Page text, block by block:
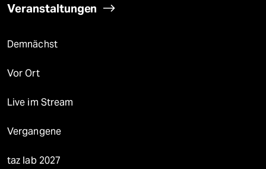
Veranstaltungen
Demnächst
Vor Ort
Live im Stream
Vergangene
taz lab 2027